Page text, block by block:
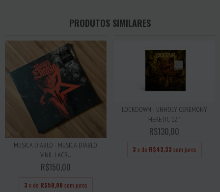
PRODUTOS SIMILARES
MUSICA DIABLO - MUSICA DIABLO
VINIL LACR...
R$150,00
3 x de R$50,00 sem juros
LOCKDOWN - UNHOLY CEREMONY
HERETIC 12''
R$130,00
3 x de R$43,33 sem juros